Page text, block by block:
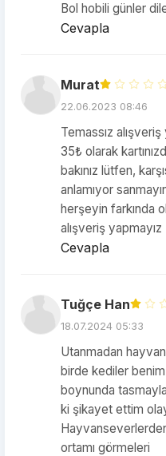
Bol hobili günler
Cevapla
Murat
22.06.2023 08:46
Temassız
35₺ olarak
bakınız lütfen,
anlamıyor
herşeyin farkında
alışveriş yapmayız
Cevapla
Tuğçe Han
18.07.2024 05:33
Utanmadan
birde kediler
boynunda
ki şikayet ettim
ortamı görmeleri